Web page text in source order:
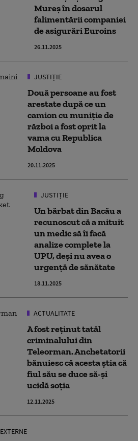
Mureș în dosarul
falimentării companiei
de asigurări Euroins
26.11.2025
JUSTIȚIE
Două persoane au fost
arestate după ce un
camion cu muniție de
război a fost oprit la
vama cu Republica
Moldova
20.11.2025
JUSTIȚIE
Un bărbat din Bacău a
recunoscut că a mituit
un medic să îi facă
analize complete la
UPU, deși nu avea o
urgență de sănătate
18.11.2025
ACTUALITATE
A fost reținut tatăl
criminalului din
Teleorman. Anchetatorii
bănuiesc că acesta știa că
fiul său se duce să-și
ucidă soția
12.11.2025
EXTERNE